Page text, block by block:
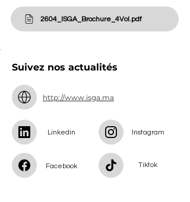
2604_ISGA_Brochure_4Vol.pdf
Suivez nos actualités
http://www.isga.ma
Linkedin Instagram
Facebook Tiktok